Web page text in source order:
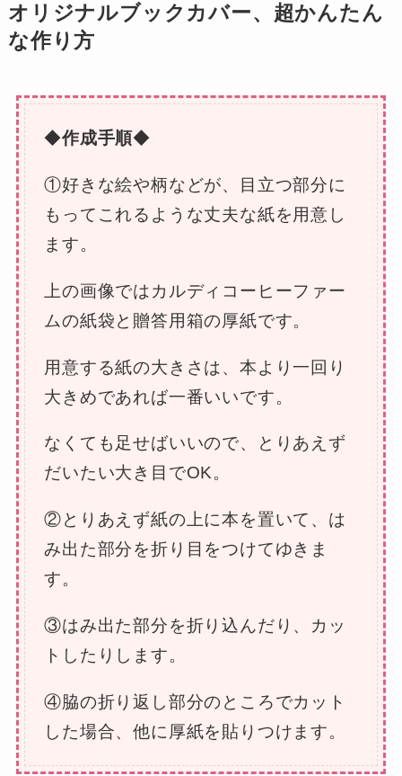
オリジナルブックカバー、超かんたん
な作り方
◆作成手順◆
①好きな絵や柄などが、目立つ部分に
もってこれるような丈夫な紙を用意し
ます。
上の画像ではカルディコーヒーファー
ムの紙袋と贈答用箱の厚紙です。
用意する紙の大きさは、本より一回り
大きめであれば一番いいです。
なくても足せばいいので、とりあえず
だいたい大き目でOK。
②とりあえず紙の上に本を置いて、は
み出た部分を折り目をつけてゆきま
す。
③はみ出た部分を折り込んだり、カッ
トしたりします。
④脇の折り返し部分のところでカット
した場合、他に厚紙を貼りつけます。